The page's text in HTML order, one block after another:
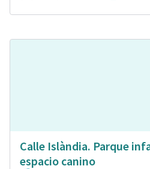
Calle Islàndia. Parque
espacio canino